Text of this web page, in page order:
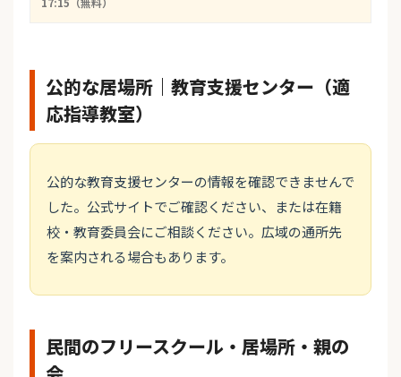
公的な居場所｜教育支援センター（適
応指導教室）
公的な教育支援センターの情報を確認できませんで
した。公式サイトでご確認ください、または在籍
校・教育委員会にご相談ください。広域の通所先
を案内される場合もあります。
民間のフリースクール・居場所・親の